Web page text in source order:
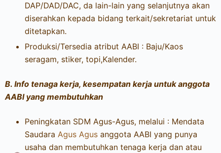
DAP/DAD/DAC, da lain-lain yang selanjutnya akan
diserahkan kepada bidang terkait/sekretariat untuk
ditetapkan.
Produksi/Tersedia atribut AABI : Baju/Kaos
seragam, stiker, topi,Kalender.
B. Info tenaga kerja, kesempatan kerja untuk anggota
AABI yang membutuhkan
Peningkatan SDM Agus-Agus, melalui : Mendata
Saudara Agus Agus anggota AABI yang punya
usaha dan membutuhkan tenaga kerja dan atau